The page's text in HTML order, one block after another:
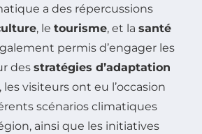
a des répercussions
, le tourisme, et la santé
permis d’engager les
des stratégies d’adaptation
les visiteurs ont eu l’occasion
scénarios climatiques
ainsi que les initiatives